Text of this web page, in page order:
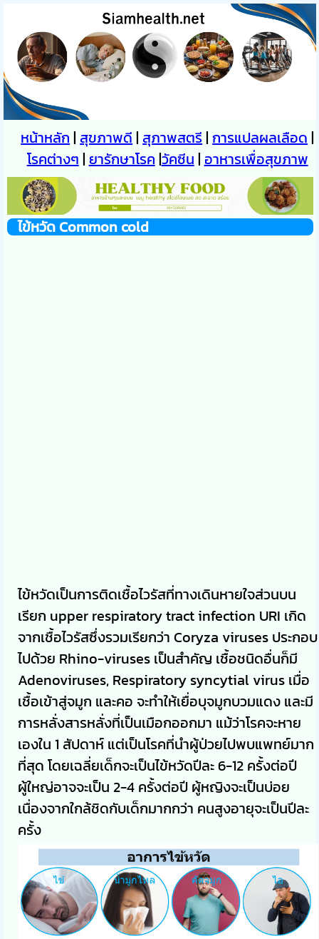
หน้าหลัก | สุขภาพดี | สุภาพสตรี|การแปลผลเลือด |
โรคต่างๆ | ยารักษาโรค |วัคซีน | อาหารเพื่อสุขภาพ
ไข้หวัด Common cold
ไข้หวัดเป็นการติดเชื้อไวรัสที่ทางเดินหายใจส่วนบน
เรียก upper respiratory tract infection URI เกิด
จากเชื้อไวรัสซึ่งรวมเรียกว่า Coryza viruses ประกอบ
ไปด้วย Rhino-viruses เป็นสำคัญ เชื้อชนิดอื่นก็มี
Adenoviruses, Respiratory syncytial virus เมื่อ
เชื้อเข้าสู่จมูก และคอ จะทำให้เยื่อบุจมูกบวมแดง และมี
การหลั่งสารหลั่งที่เป็นเมือกออกมา แม้ว่าโรคจะหาย
เองใน 1 สัปดาห์ แต่เป็นโรคที่นำผู้ป่วยไปพบแพทย์มาก
ที่สุด โดยเฉลี่ยเด็กจะเป็นไข้หวัดปีละ 6-12 ครั้งต่อปี
ผู้ใหญ่อาจจะเป็น 2-4 ครั้งต่อปี ผู้หญิงจะเป็นบ่อย
เนื่องจากใกล้ชิดกับเด็กมากกว่า คนสูงอายุจะเป็นปีละ
ครั้ง